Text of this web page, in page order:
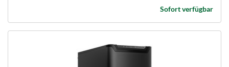
Sofort verfügbar